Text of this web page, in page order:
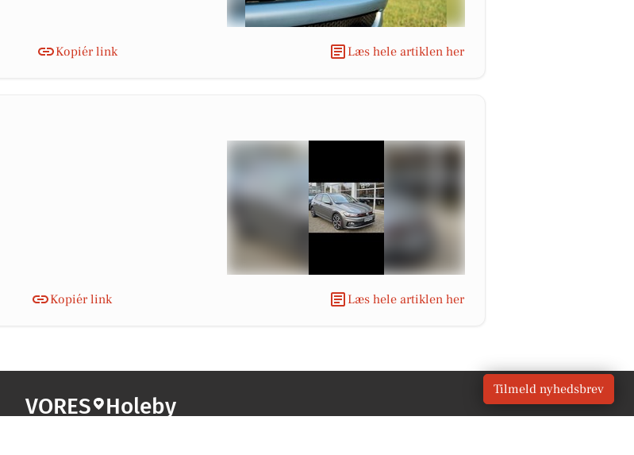
Kopiér link Læs hele artiklen her
Kopiér link Læs hele artiklen her
VORES Holeby
Tilmeld nyhedsbrev